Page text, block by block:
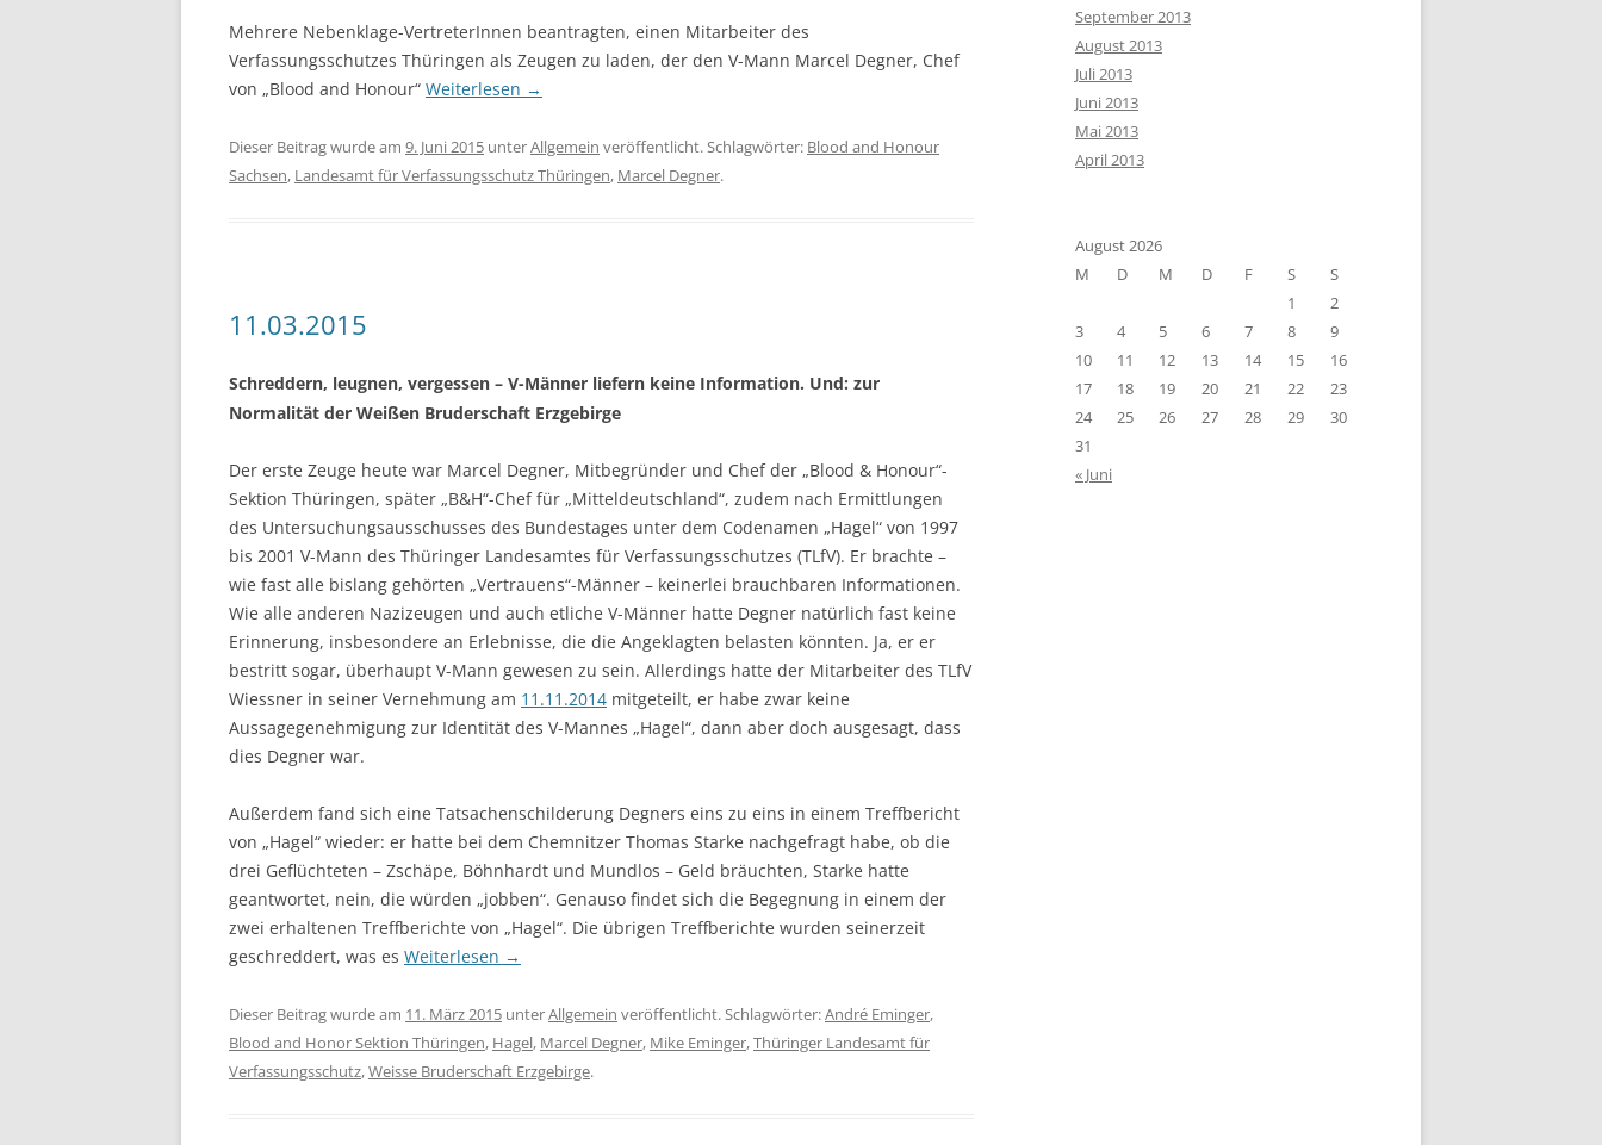
Mehrere Nebenklage-VertreterInnen beantragten, einen Mitarbeiter des
Verfassungsschutzes Thüringen als Zeugen zu laden, der den V-Mann Marcel Degner, Chef
von „Blood and Honour“ Weiterlesen →
Dieser Beitrag wurde am 9. Juni 2015 unterAllgemein veröffentlicht. Schlagwörter: Blood and Honour
Sachsen, Landesamt für Verfassungsschutz Thüringen, Marcel Degner.
11.03.2015
Schreddern, leugnen, vergessen – V-Männer liefern keine Information. Und: zur
Normalität der Weißen Bruderschaft Erzgebirge
Der erste Zeuge heute war Marcel Degner, Mitbegründer und Chef der „Blood & Honour“-
Sektion Thüringen, später „B&H“-Chef für „Mitteldeutschland“, zudem nach Ermittlungen
des Untersuchungsausschusses des Bundestages unter dem Codenamen „Hagel“ von 1997
bis 2001 V-Mann des Thüringer Landesamtes für Verfassungsschutzes (TLfV). Er brachte –
wie fast alle bislang gehörten „Vertrauens“-Männer – keinerlei brauchbaren Informationen.
Wie alle anderen Nazizeugen und auch etliche V-Männer hatte Degner natürlich fast keine
Erinnerung, insbesondere an Erlebnisse, die die Angeklagten belasten könnten. Ja, er er
bestritt sogar, überhaupt V-Mann gewesen zu sein. Allerdings hatte der Mitarbeiter des TLfV
Wiessner in seiner Vernehmung am 11.11.2014 mitgeteilt, er habe zwar keine
Aussagegenehmigung zur Identität des V-Mannes „Hagel“, dann aber doch ausgesagt, dass
dies Degner war.
Außerdem fand sich eine Tatsachenschilderung Degners eins zu eins in einem Treffbericht
von „Hagel“ wieder: er hatte bei dem Chemnitzer Thomas Starke nachgefragt habe, ob die
drei Geflüchteten – Zschäpe, Böhnhardt und Mundlos – Geld bräuchten, Starke hatte
geantwortet, nein, die würden „jobben“. Genauso findet sich die Begegnung in einem der
zwei erhaltenen Treffberichte von „Hagel“. Die übrigen Treffberichte wurden seinerzeit
geschreddert, was es Weiterlesen →
Dieser Beitrag wurde am 11. März 2015 unterAllgemein veröffentlicht. Schlagwörter:André Eminger,
Blood and Honor Sektion Thüringen, Hagel, Marcel Degner, Mike Eminger,Thüringer Landesamt für
Verfassungsschutz,Weisse Bruderschaft Erzgebirge.
September 2013
August 2013
Juli 2013
Juni 2013
Mai 2013
April 2013
August 2026
M
D M D F S
S
1
2
3
4 5 6 7 8
9
10
11 12 13 14 15
16
17
18 19 20 21 22
23
24
25 26 27 28 29
30
31
« Juni